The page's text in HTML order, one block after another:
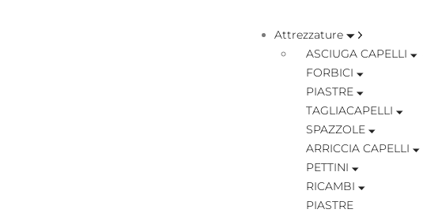
Attrezzature
ASCIUGA CAPELLI
FORBICI
PIASTRE
TAGLIACAPELLI
SPAZZOLE
ARRICCIA CAPELLI
PETTINI
RICAMBI
PIASTRE